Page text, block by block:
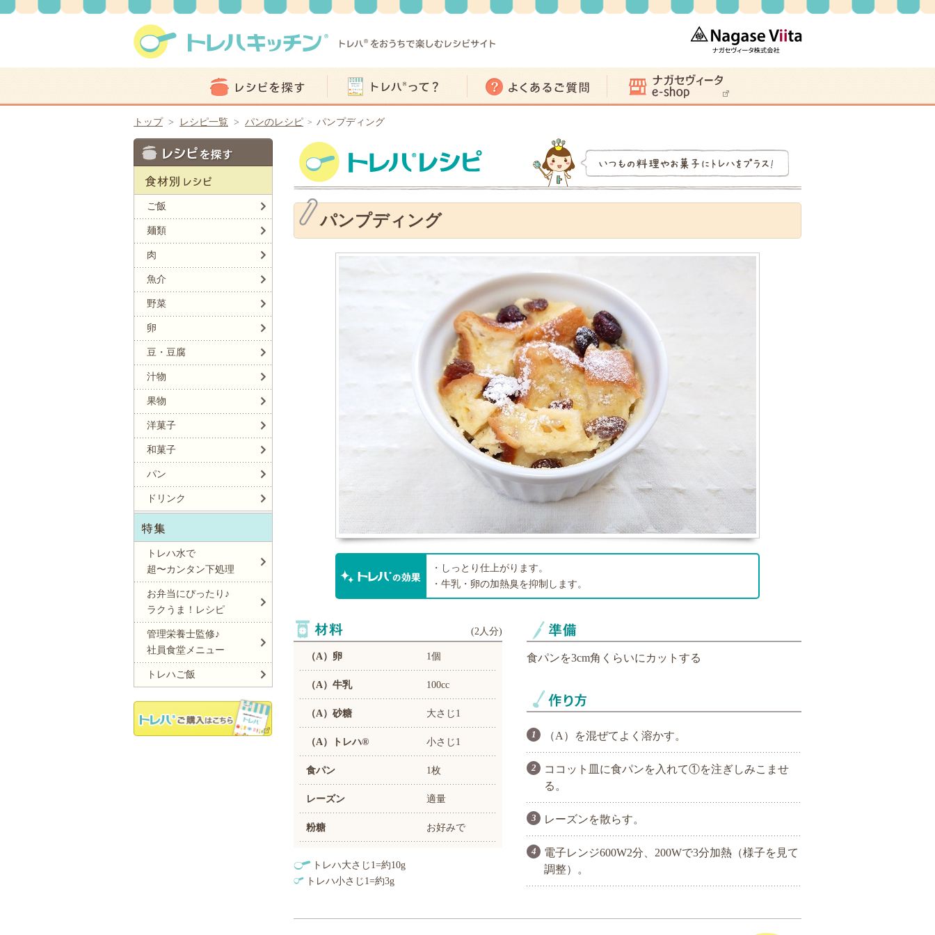
トップ> レシピ一覧 > パンのレシピ > パンプディング
ご飯
麺類
肉
魚介
野菜
卵
豆・豆腐
汁物
果物
洋菓子
和菓子
パン
ドリンク
トレハ水で
超〜カンタン下処理
お弁当にぴったり♪
ラクうま！レシピ
管理栄養士監修♪
社員食堂メニュー
トレハご飯
パンプディング
・しっとり仕上がります。
・牛乳・卵の加熱臭を抑制します。
(2人分)
（A）卵 1個
（A）牛乳 100cc
（A）砂糖 大さじ1
（A）トレハ® 小さじ1
食パン 1枚
レーズン 適量
粉糖 お好みで
トレハ大さじ1=約10g
トレハ小さじ1=約3g
食パンを3cm角くらいにカットする
（A）を混ぜてよく溶かす。
ココット皿に食パンを入れて①を注ぎしみこませ
る。
レーズンを散らす。
電子レンジ600W2分、200Wで3分加熱（様子を見て
調整）。